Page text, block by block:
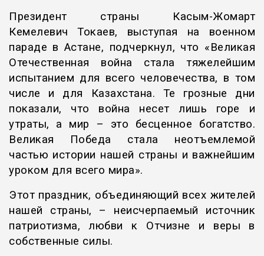
Президент страны Касым-Жомарт
Кемелевич Токаев, выступая на военном
параде в Астане, подчеркнул, что «Великая
Отечественная война стала тяжелейшим
испытанием для всего человечества, в том
числе и для Казахстана. Те грозные дни
показали, что война несет лишь горе и
утраты, а мир – это бесценное богатство.
Великая Победа стала неотъемлемой
частью истории нашей страны и важнейшим
уроком для всего мира».
Этот праздник, объединяющий всех жителей
нашей страны, – неисчерпаемый источник
патриотизма, любви к Отчизне и веры в
собственные силы.